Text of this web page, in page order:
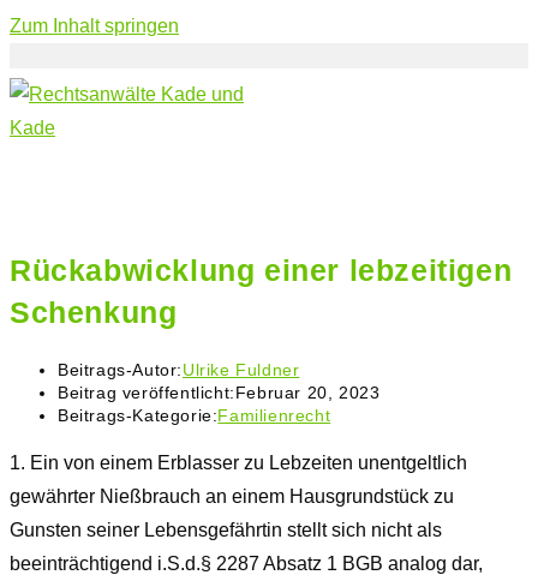
Zum Inhalt springen
Rückabwicklung einer lebzeitigen
Schenkung
Beitrags-Autor:Ulrike Fuldner
Beitrag veröffentlicht:Februar 20, 2023
Beitrags-Kategorie:Familienrecht
1. Ein von einem Erblasser zu Lebzeiten unentgeltlich
gewährter Nießbrauch an einem Hausgrundstück zu
Gunsten seiner Lebensgefährtin stellt sich nicht als
beeinträchtigend i.S.d.§ 2287 Absatz 1 BGB analog dar,